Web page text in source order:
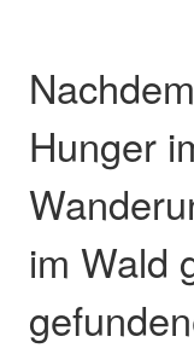
Hunger
im Wald